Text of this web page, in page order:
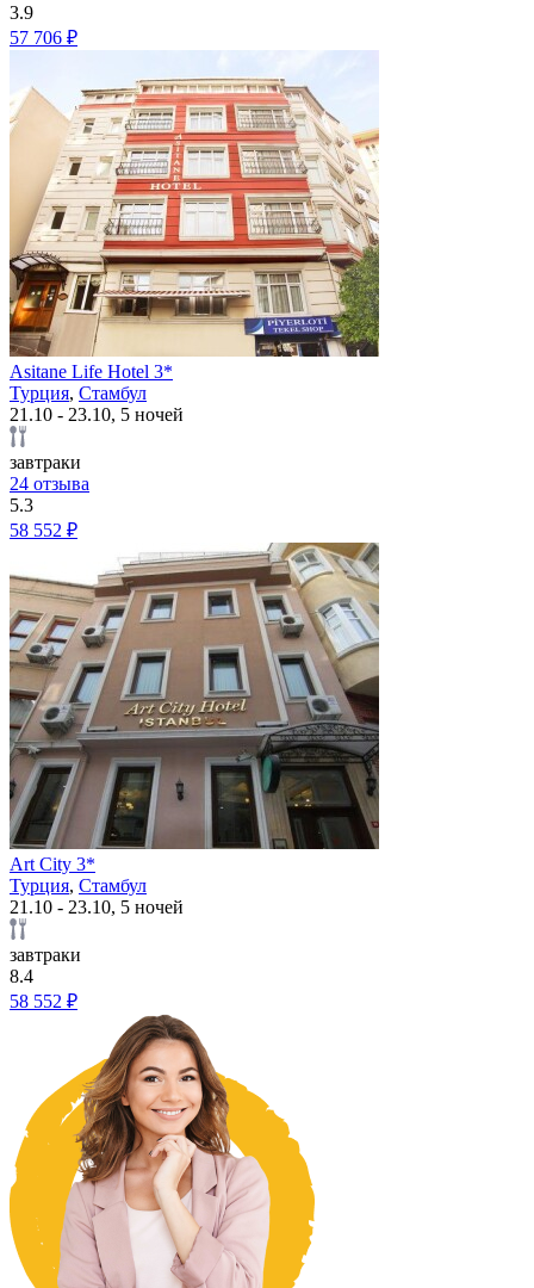
3.9
57 706 ₽
Asitane Life Hotel 3*
Турция, Стамбул
21.10 - 23.10, 5 ночей
завтраки
24 отзыва
5.3
58 552 ₽
Art City 3*
Турция, Стамбул
21.10 - 23.10, 5 ночей
завтраки
8.4
58 552 ₽